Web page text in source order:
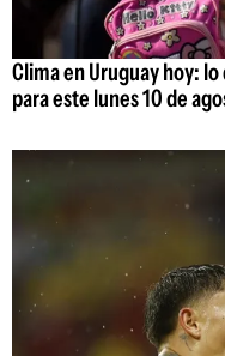
Clima en Uruguay hoy:
para este lunes 10 de